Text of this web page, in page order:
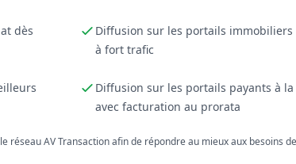
dès
Diffusion sur les portails
à fort trafic
Diffusion sur les portails payants à
avec facturation au prorata
réseau AV Transaction afin de répondre au mieux aux besoins